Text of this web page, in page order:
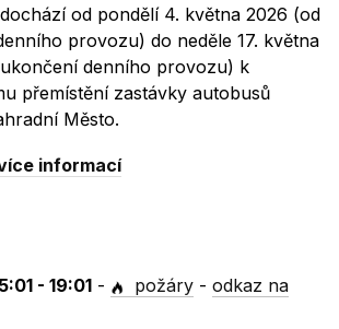
od pondělí 4. května 2026 (od
provozu) do neděle 17. května
denního provozu) k
přemístění zastávky autobusů
Město.
informací
- 19:01 - požáry -odkaz na